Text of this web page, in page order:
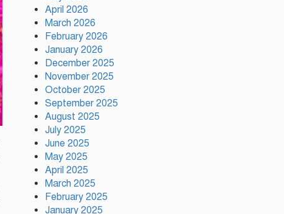
হাসিনাকে অডিও বার্তার সুযোগ
April 2026
March 2026
February 2026
January 2026
December 2025
November 2025
October 2025
September 2025
August 2025
July 2025
June 2025
May 2025
April 2025
March 2025
February 2025
January 2025